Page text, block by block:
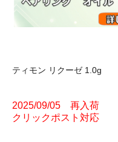
ティモン リクーゼ 1.0g
2025/09/05 再入荷
クリックポスト対応